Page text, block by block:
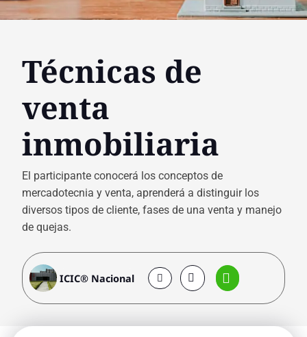
Técnicas de
venta
inmobiliaria
El participante conocerá los conceptos de
mercadotecnia y venta, aprenderá a distinguir los
diversos tipos de cliente, fases de una venta y manejo
de quejas.
ICIC® Nacional